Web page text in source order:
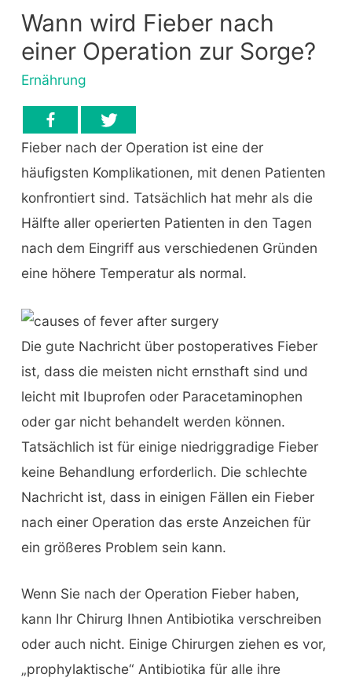
Wann wird Fieber nach
einer Operation zur Sorge?
Ernährung
Fieber nach der Operation ist eine der
häufigsten Komplikationen, mit denen Patienten
konfrontiert sind. Tatsächlich hat mehr als die
Hälfte aller operierten Patienten in den Tagen
nach dem Eingriff aus verschiedenen Gründen
eine höhere Temperatur als normal.
Die gute Nachricht über postoperatives Fieber
ist, dass die meisten nicht ernsthaft sind und
leicht mit Ibuprofen oder Paracetaminophen
oder gar nicht behandelt werden können.
Tatsächlich ist für einige niedriggradige Fieber
keine Behandlung erforderlich. Die schlechte
Nachricht ist, dass in einigen Fällen ein Fieber
nach einer Operation das erste Anzeichen für
ein größeres Problem sein kann.
Wenn Sie nach der Operation Fieber haben,
kann Ihr Chirurg Ihnen Antibiotika verschreiben
oder auch nicht. Einige Chirurgen ziehen es vor,
„prophylaktische“ Antibiotika für alle ihre